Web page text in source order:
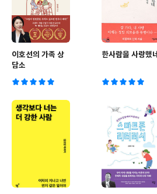
이호선의 가족 상
담소
한사람을 사랑했네